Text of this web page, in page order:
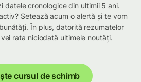
datele cronologice din ultimii 5 ani.
Setează acum o alertă și te vom
În plus, datorită rezumatelor
rata niciodată ultimele noutăți.
cursul de schimb